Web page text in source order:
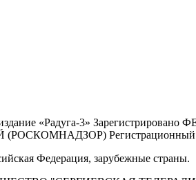
издание «Радуга-3»
Регистрационный № ЭЛ
Федерация, зарубежные страны.